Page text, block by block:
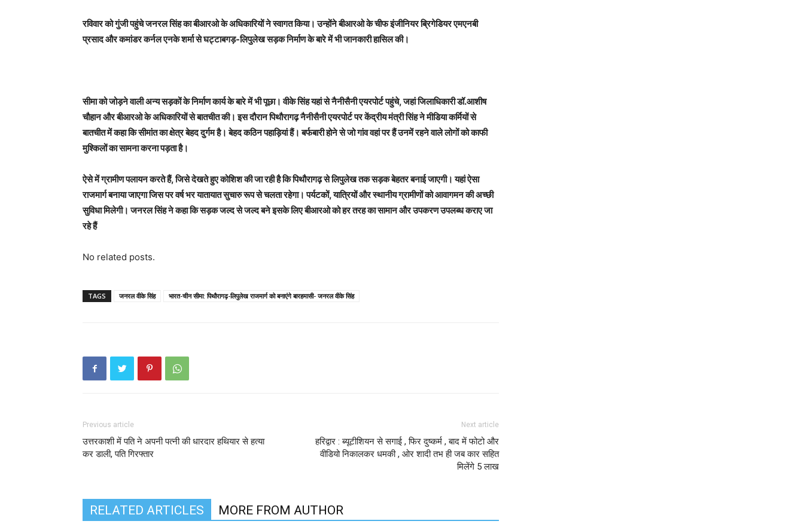
रविवार को गुंजी पहुंचे जनरल सिंह का बीआरओ के अधिकारियों ने स्वागत किया। उन्होंने बीआरओ के चीफ इंजीनियर ब्रिगेडियर एमएनबी
प्रसाद और कमांडर कर्नल एनके शर्मा से घट्टाबगड़-लिपुलेख सड़क निर्माण के बारे में भी जानकारी हासिल की।
सीमा को जोड़ने वाली अन्य सड़कों के निर्माण कार्य के बारे में भी पूछा। वीके सिंह यहां से नैनीसैनी एयरपोर्ट पहुंचे, जहां जिलाधिकारी डॉ.आशीष
चौहान और बीआरओ के अधिकारियों से बातचीत की। इस दौरान पिथौरागढ़ नैनीसैनी एयरपोर्ट पर केंद्रीय मंत्री सिंह ने मीडिया कर्मियों से
बातचीत में कहा कि सीमांत का क्षेत्र बेहद दुर्गम है। बेहद कठिन पहाड़ियां हैं। बर्फबारी होने से जो गांव वहां पर हैं उनमें रहने वाले लोगों को काफी
मुश्किलों का सामना करना पड़ता है।
ऐसे में ग्रामीण पलायन करते हैं, जिसे देखते हुए कोशिश की जा रही है कि पिथौरागढ़ से लिपुलेख तक सड़क बेहतर बनाई जाएगी। यहां ऐसा
राजमार्ग बनाया जाएगा जिस पर वर्ष भर यातायात सुचारु रूप से चलता रहेगा। पर्यटकों, यात्रियों और स्थानीय ग्रामीणों को आवागमन की अच्छी
सुविधा मिलेगी। जनरल सिंह ने कहा कि सड़क जल्द से जल्द बने इसके लिए बीआरओ को हर तरह का सामान और उपकरण उपलब्ध कराए जा
रहे हैं
No related posts.
TAGS जनरल वीके सिंह भारत-चीन सीमा: पिथौरागढ़-लिपुलेख राजमार्ग को बनाएंगे बारहमासी- जनरल वीके सिंह
Previous article
उत्तरकाशी में पति ने अपनी पत्नी की धारदार हथियार से हत्या
कर डाली, पति गिरफ्तार
Next article
हरिद्वार : ब्यूटीशियन से सगाई , फिर दुष्कर्म , बाद में फोटो और
वीडियो निकालकर धमकी , ओर शादी तभ ही जब कार सहित
मिलेंगे 5 लाख
RELATED ARTICLES MORE FROM AUTHOR